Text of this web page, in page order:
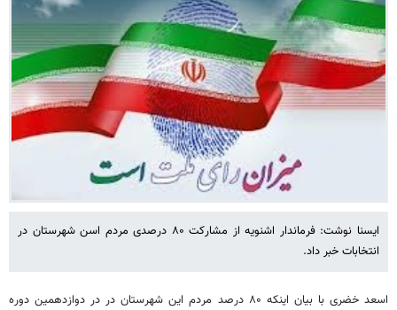
ایسنا نوشت: فرماندار اشنویه از مشارکت ۸۰ درصدی مردم اسن شهرستان در
انتخابات خبر داد.
اسعد خضری با بیان اینکه ۸۰ درصد مردم این شهرستان در در دوازدهمین دوره